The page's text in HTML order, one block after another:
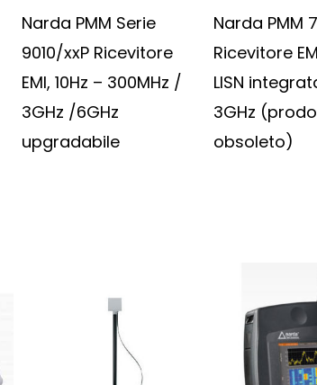
Narda PMM Serie
9010/xxP Ricevitore
EMI, 10Hz – 300MHz /
3GHz /6GHz
upgradabile
Narda PMM
Ricevitore
LISN
3GHz
obsoleto)